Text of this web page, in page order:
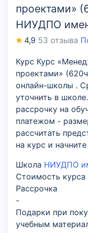
проектами»
НИУДПО
4,9 53 отзыва
Курс Курс
проектами»
онлайн-школы .
уточнить в
рассрочку на
платежом -
рассчитать
на курс и
Школа НИУДПО
Стоимость курса
Рассрочка
-
Подарки при
учебным